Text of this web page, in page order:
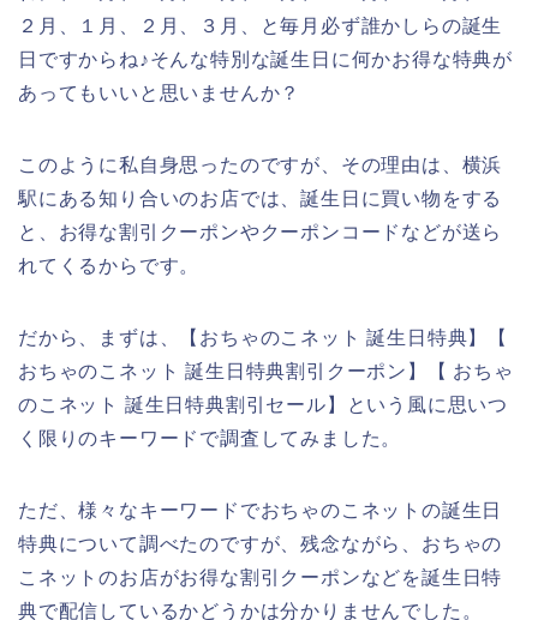
２月、１月、２月、３月、と毎月必ず誰かしらの誕生
日ですからね♪そんな特別な誕生日に何かお得な特典が
あってもいいと思いませんか？
このように私自身思ったのですが、その理由は、横浜
駅にある知り合いのお店では、誕生日に買い物をする
と、お得な割引クーポンやクーポンコードなどが送ら
れてくるからです。
だから、まずは、【おちゃのこネット 誕生日特典】【
おちゃのこネット 誕生日特典割引クーポン】【 おちゃ
のこネット 誕生日特典割引セール】という風に思いつ
く限りのキーワードで調査してみました。
ただ、様々なキーワードでおちゃのこネットの誕生日
特典について調べたのですが、残念ながら、おちゃの
こネットのお店がお得な割引クーポンなどを誕生日特
典で配信しているかどうかは分かりませんでした。